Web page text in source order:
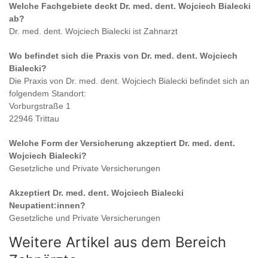
Welche Fachgebiete deckt Dr. med. dent. Wojciech Bialecki
ab?
Dr. med. dent. Wojciech Bialecki ist Zahnarzt
Wo befindet sich die Praxis von Dr. med. dent. Wojciech
Bialecki?
Die Praxis von Dr. med. dent. Wojciech Bialecki befindet sich an
folgendem Standort:
Vorburgstraße 1
22946 Trittau
Welche Form der Versicherung akzeptiert Dr. med. dent.
Wojciech Bialecki?
Gesetzliche und Private Versicherungen
Akzeptiert Dr. med. dent. Wojciech Bialecki
Neupatient:innen?
Gesetzliche und Private Versicherungen
Weitere Artikel aus dem Bereich